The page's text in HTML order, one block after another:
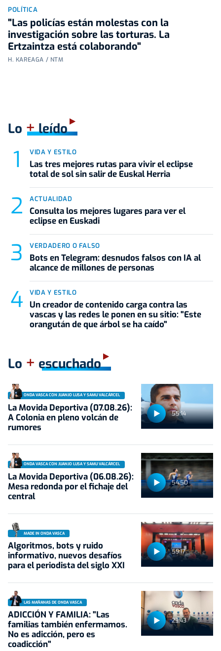
POLÍTICA
"Las policías están molestas con la
investigación sobre las torturas. La
Ertzaintza está colaborando"
H. KAREAGA / NTM
Lo +leído
VIDA Y ESTILO
Las tres mejores rutas para vivir el eclipse
total de sol sin salir de Euskal Herria
ACTUALIDAD
Consulta los mejores lugares para ver el
eclipse en Euskadi
VERDADERO O FALSO
Bots en Telegram: desnudos falsos con IA al
alcance de millones de personas
VIDA Y ESTILO
Un creador de contenido carga contra las
vascas y las redes le ponen en su sitio: "Este
orangután de que árbol se ha caído"
Lo + escuchado
55:14
ONDA VASCA CON JUANJO LUSA Y SAMU VALCÁRCEL
La Movida Deportiva (07.08.26):
A Colonia en pleno volcán de
rumores
54:50
ONDA VASCA CON JUANJO LUSA Y SAMU VALCÁRCEL
La Movida Deportiva (06.08.26):
Mesa redonda por el fichaje del
central
59:17
MADE IN ONDA VASCA
Algoritmos, bots y ruido
informativo, nuevos desafíos
para el periodista del siglo XXI
23:43
LAS MAÑANAS DE ONDA VASCA
ADICCIÓN Y FAMILIA: "Las
familias también enfermamos.
No es adicción, pero es
coadicción"